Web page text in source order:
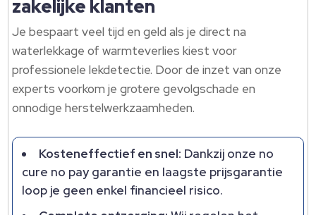
zakelijke klanten
Je bespaart veel tijd en geld als je direct na
waterlekkage of warmteverlies kiest voor
professionele lekdetectie. Door de inzet van onze
experts voorkom je grotere gevolgschade en
onnodige herstelwerkzaamheden.
Kosteneffectief en snel: Dankzij onze no
cure no pay garantie en laagste prijsgarantie
loop je geen enkel financieel risico.